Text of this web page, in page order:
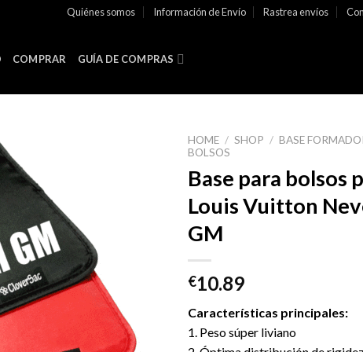
Quiénes somos Información de Envío Rastrea envíos
COMPRAR GUÍA DE COMPRAS
HOME / SHOP / BASE
BOLSOS
Base para bolsos
Louis Vuitton
GM
€10.89
Características principales:
1. Peso súper liviano